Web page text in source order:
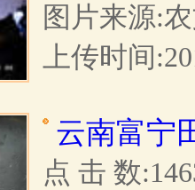
图片来源:
上传时间
云南富宁
点 击 数